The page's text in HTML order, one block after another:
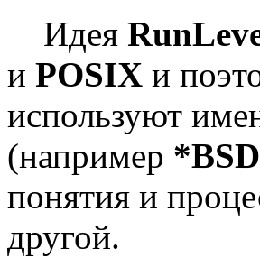
Идея
и POSIX и
используют
(например *BSD
понятия и
другой.